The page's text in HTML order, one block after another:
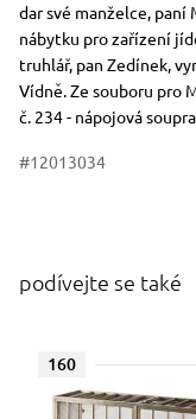
dar své manželce, paní
nábytku pro zařízení
truhlář, pan Zedínek,
Vídně. Ze souboru pro
č. 234 - nápojová
#12013034
podívejte se také
160